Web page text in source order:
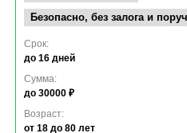
Безопасно, без залога и
Срок:
до 16 дней
Сумма:
до 30000 ₽
Возраст:
от 18 до 80 лет